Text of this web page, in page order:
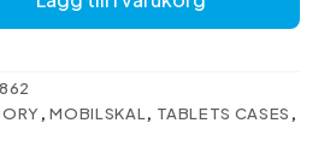
,MOBILSKAL , TABLETS CASES ,